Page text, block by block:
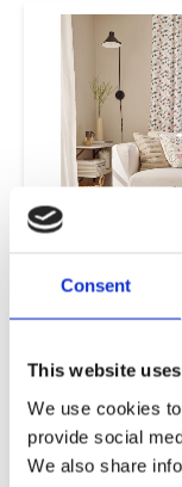
Consent
This website
We use cookies
provide social
We also share
kappa
INFO
NYHET